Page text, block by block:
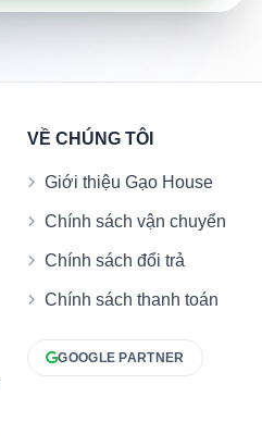
VỀ CHÚNG TÔI
Giới thiệu Gạo House
Chính sách vận chuyển
Chính sách đổi trả
Chính sách thanh toán
GOOGLE PARTNER